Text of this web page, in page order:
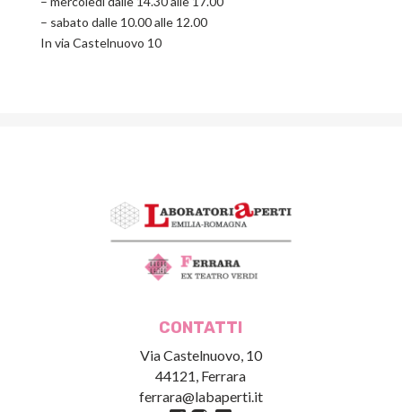
– sabato dalle 10.00 alle 12.00
In via Castelnuovo 10
CONTATTI
Via Castelnuovo, 10
44121, Ferrara
ferrara@labaperti.it